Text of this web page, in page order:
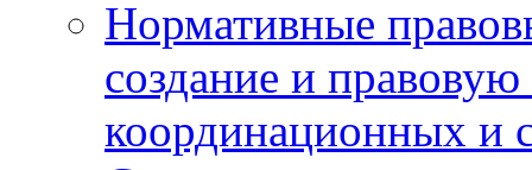
Нормативные
создание и
координационных и